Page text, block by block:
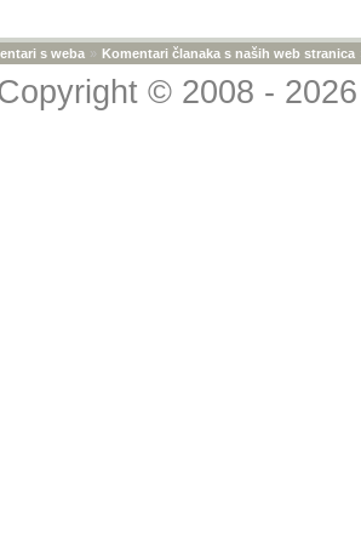
s weba » Komentari članaka s naših web stranica
© 2008 -